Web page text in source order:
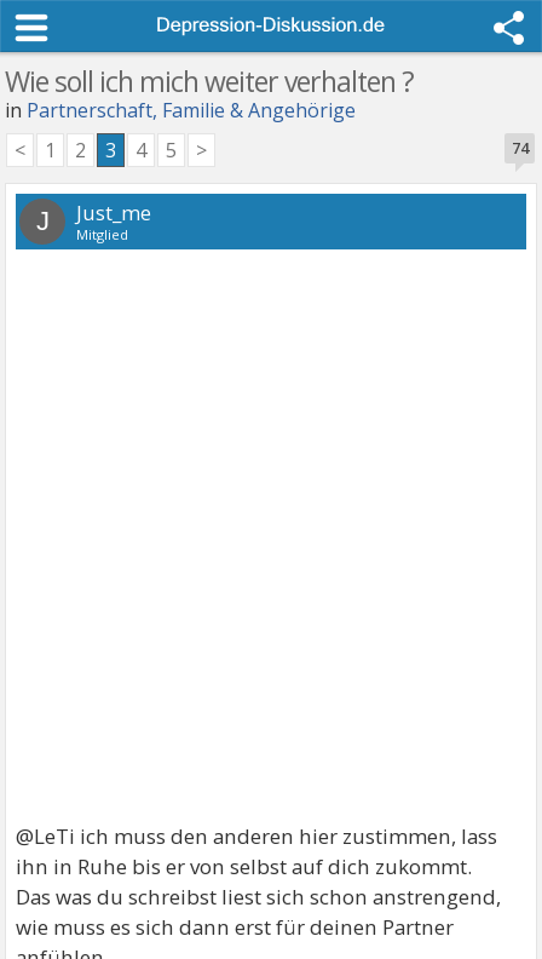
Wie soll ich mich weiter verhalten ?
in Partnerschaft, Familie & Angehörige
74
< 1 2 3 4 5 >
J Just_me
Mitglied
@LeTi ich muss den anderen hier zustimmen, lass
ihn in Ruhe bis er von selbst auf dich zukommt.
Das was du schreibst liest sich schon anstrengend,
wie muss es sich dann erst für deinen Partner